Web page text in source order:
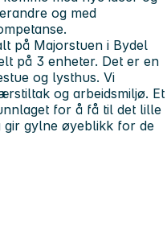
og med
på Majorstuen i Bydel
på 3 enheter. Det er en
og lysthus. Vi
og arbeidsmiljø. Et
for å få til det lille
gylne øyeblikk for de